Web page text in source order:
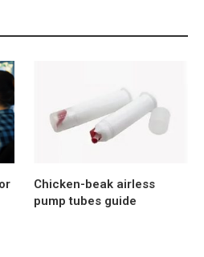
Chicken-beak airless
pump tubes guide